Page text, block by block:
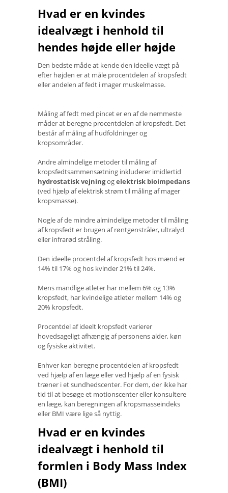
Hvad er en kvindes
idealvægt i henhold til
hendes højde eller højde
Den bedste måde at kende den ideelle vægt på
efter højden er at måle procentdelen af ​​kropsfedt
eller andelen af ​​fedt i mager muskelmasse.
Måling af fedt med pincet er en af ​​de nemmeste
måder at beregne procentdelen af ​​kropsfedt. Det
består af måling af hudfoldninger og
kropsområder.
Andre almindelige metoder til måling af
kropsfedtsammensætning inkluderer imidlertid
hydrostatisk vejningogelektrisk bioimpedans
(ved hjælp af elektrisk strøm til måling af mager
kropsmasse).
Nogle af de mindre almindelige metoder til måling
af kropsfedt er brugen af ​​røntgenstråler, ultralyd
eller infrarød stråling.
Den ideelle procentdel af kropsfedt hos mænd er
14% til 17% og hos kvinder 21% til 24%.
Mens mandlige atleter har mellem 6% og 13%
kropsfedt, har kvindelige atleter mellem 14% og
20% ​​kropsfedt.
Procentdel af ideelt kropsfedt varierer
hovedsageligt afhængig af personens alder, køn
og fysiske aktivitet.
Enhver kan beregne procentdelen af ​​kropsfedt
ved hjælp af en læge eller ved hjælp af en fysisk
træner i et sundhedscenter. For dem, der ikke har
tid til at besøge et motionscenter eller konsultere
en læge, kan beregningen af ​​kropsmasseindeks
eller BMI være lige så nyttig.
Hvad er en kvindes
idealvægt i henhold til
formlen i Body Mass Index
(BMI)